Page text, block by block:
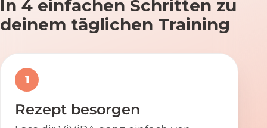
In 4 einfachen Schritten zu
deinem täglichen Training
1
Rezept besorgen